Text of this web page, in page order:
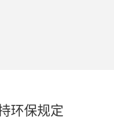
环保规定